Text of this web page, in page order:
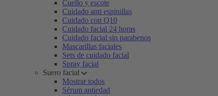
Cuello y escote
Cuidado anti espinillas
Cuidado con Q10
Cuidado facial 24 horas
Cuidado facial sin parabenos
Mascarillas faciales
Sets de cuidado facial
Spray facial
Suero facial
Mostrar todos
Sérum antiedad